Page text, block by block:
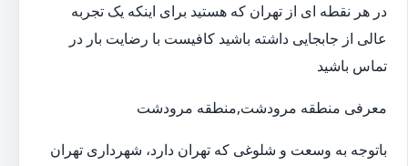
در هر نقطه ای از تهران که هستید برای اینکه یک تجربه
عالی از جابجایی داشته باشید کافیست با رضایت بار در
تماس باشید
معرفی منطقه مرودشت,منطقه مرودشت
باتوجه به وسعت و شلوغی که تهران دارد، شهرداری تهران